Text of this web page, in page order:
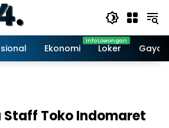
Ekonomi Loker Gaya
Staff Toko Indomaret